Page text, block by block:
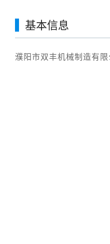
基本信息
濮阳市双丰机械制造有